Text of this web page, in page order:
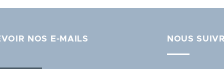
NOS E-MAILS NOUS